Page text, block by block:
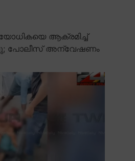
ആക്രമിച്ച്
പോലീസ് അന്വേഷണം